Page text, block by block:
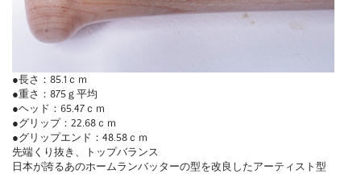
●長さ：85.1ｃｍ
●重さ：875ｇ平均
●ヘッド：65.47ｃｍ
●グリップ：22.68ｃｍ
●グリップエンド：48.58ｃｍ
先端くり抜き、トップバランス
日本が誇るあのホームランバッターの型を改良したアーティスト型